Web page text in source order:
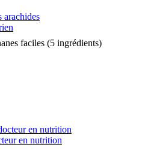
arachides
en nutrition